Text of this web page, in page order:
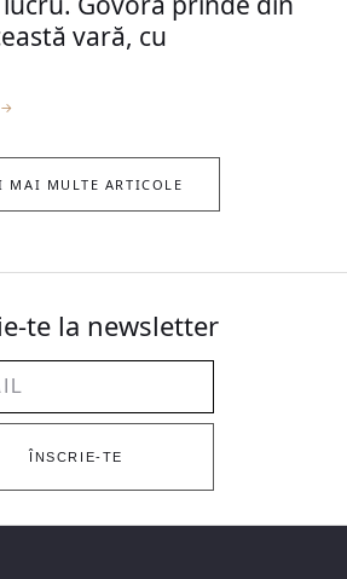
vară, cu
→
MAI MULTE ARTICOLE
te la newsletter
ÎNSCRIE-TE